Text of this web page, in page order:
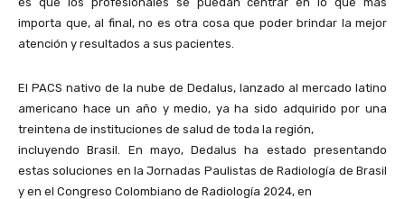
importa que, al final, no es otra cosa que poder brindar la mejor
atención y resultados a sus pacientes.
El PACS nativo de la nube de Dedalus, lanzado al mercado latino
americano hace un año y medio, ya ha sido adquirido por una
treintena de instituciones de salud de toda la región,
incluyendo Brasil. En mayo, Dedalus ha estado presentando
estas soluciones en la Jornadas Paulistas de Radiología de Brasil
y en el Congreso Colombiano de Radiología 2024, en